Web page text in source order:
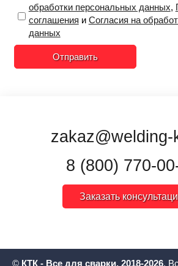
обработки персональных данных,
соглашения и Согласия на
данных
Отправить
zakaz@welding-
8 (800) 770-
Заказать
© КТК - Все для сварки, 2018-2026.